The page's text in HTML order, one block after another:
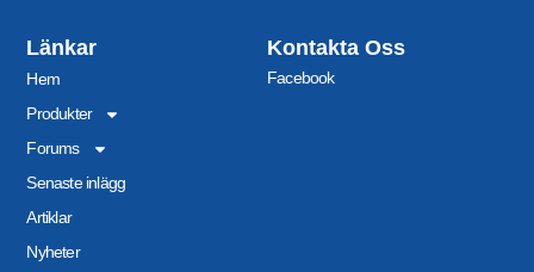
Länkar
Hem
Produkter
Forums
Senaste inlägg
Artiklar
Nyheter
Kontakta Oss
Facebook